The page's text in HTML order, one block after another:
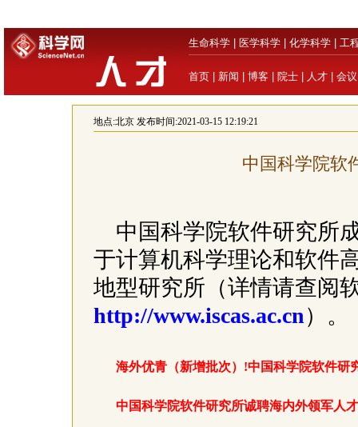
生命科学 医学科学 化学科学 工
首页 新闻 博客 院士 人才 会议
地点:北京发布时间:2021-03-15 12:19:21
中国科学院软
中国科学院软件研究所
于计算机科学理论和软件
地型研究所（详情请查阅
http://www.iscas.ac.cn）。
海外优青（新增批次）!中国科学院软件研
中国科学院软件研究所诚聘海内外领军人才